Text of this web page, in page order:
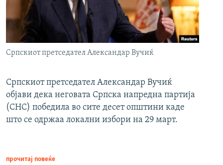
Српскиот претседател Александар Вучиќ
Српскиот претседател Александар Вучиќ
објави дека неговата Српска напредна партија
(СНС) победила во сите десет општини каде
што се одржаа локални избори на 29 март.
прочитај повеќе